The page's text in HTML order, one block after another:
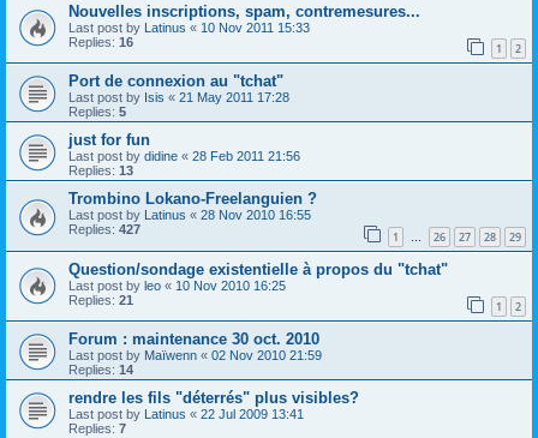
Nouvelles inscriptions, spam, contremesures...
Last post by Latinus « 10 Nov 2011 15:33
Replies: 16 1 2
Port de connexion au "tchat"
Last post by Isis « 21 May 2011 17:28
Replies: 5
just for fun
Last post by didine « 28 Feb 2011 21:56
Replies: 13
Trombino Lokano-Freelanguien ?
Last post by Latinus « 28 Nov 2010 16:55
Replies: 427 1 … 26 27 28 29
Question/sondage existentielle à propos du "tchat"
Last post by leo « 10 Nov 2010 16:25
Replies: 21 1 2
Forum : maintenance 30 oct. 2010
Last post by Maïwenn « 02 Nov 2010 21:59
Replies: 14
rendre les fils "déterrés" plus visibles?
Last post by Latinus « 22 Jul 2009 13:41
Replies: 7